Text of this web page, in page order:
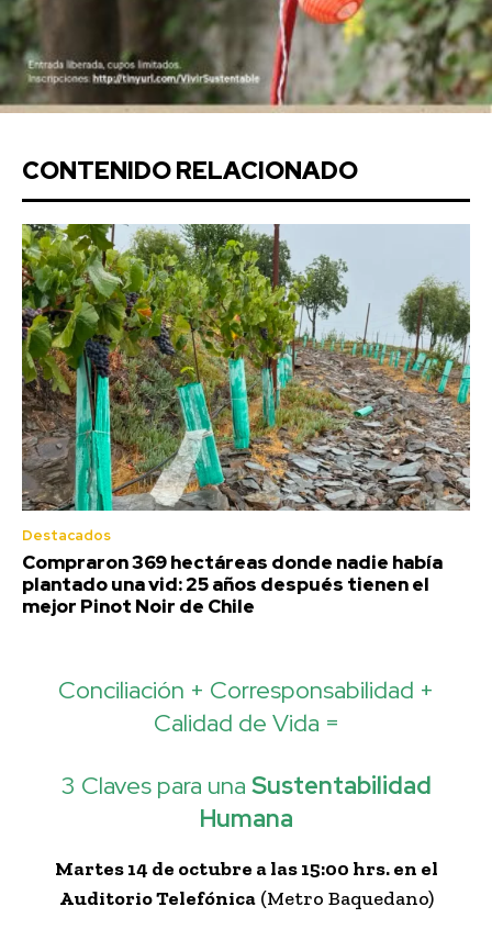
CONTENIDO RELACIONADO
Destacados
Compraron 369 hectáreas donde nadie había
plantado una vid: 25 años después tienen el
mejor Pinot Noir de Chile
Conciliación + Corresponsabilidad +
Calidad de Vida =
3 Claves para una Sustentabilidad
Humana
Martes 14 de octubre a las 15:00 hrs. en el
Auditorio Telefónica(Metro Baquedano)